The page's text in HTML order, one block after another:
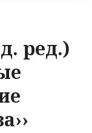
ред.)